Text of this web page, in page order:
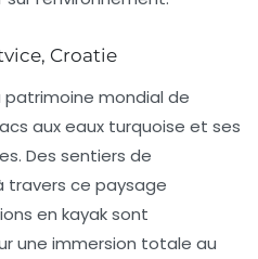
Croatie
patrimoine mondial de
aux eaux turquoise et ses
Des sentiers de
travers ce paysage
en kayaksont
une immersion totale au